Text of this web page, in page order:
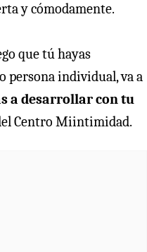
y cómodamente.
que tú hayas
persona individual, va a
a desarrollar con tu
Centro Miintimidad.